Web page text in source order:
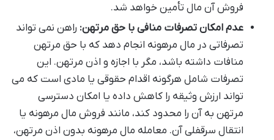
فروش آن مال تأمین خواهد شد.
عدم امکان تصرفات منافی با حق مرتهن: راهن نمی تواند
تصرفاتی در مال مرهونه انجام دهد که با حق مرتهن
منافات داشته باشد، مگر با اجازه و اذن مرتهن. این
تصرفات شامل هرگونه اقدام حقوقی یا مادی است که می
تواند ارزش وثیقه را کاهش داده یا امکان دسترسی
مرتهن به آن را محدود کند، مانند فروش مال مرهونه یا
انتقال سرقفلی آن. معامله مال مرهونه بدون اذن مرتهن،